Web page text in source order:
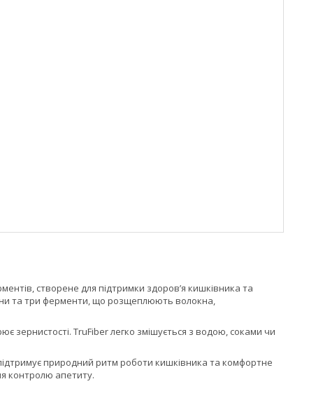
створене для підтримки здоров’я кишківника та
та три ферменти, що розщеплюють волокна,
зернистості. TruFiber легко змішується з водою, соками чи
природний ритм роботи кишківника та комфортне
контролю апетиту.